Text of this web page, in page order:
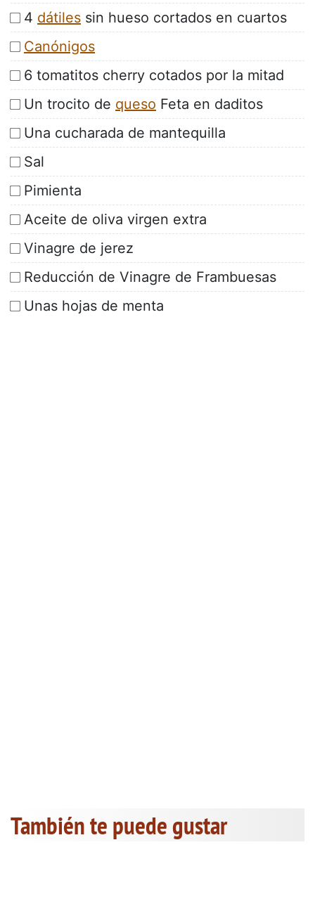
4 dátiles sin hueso cortados en cuartos
Canónigos
6 tomatitos cherry cotados por la mitad
Un trocito de queso Feta en daditos
Una cucharada de mantequilla
Sal
Pimienta
Aceite de oliva virgen extra
Vinagre de jerez
Reducción de Vinagre de Frambuesas
Unas hojas de menta
También te puede gustar